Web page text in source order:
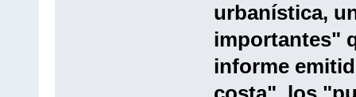
urbanística,
importantes"
informe